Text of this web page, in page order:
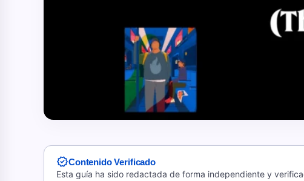
verifiedContenido Verificado
Esta guía ha sido redactada de forma independiente y